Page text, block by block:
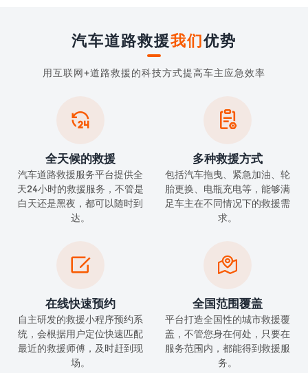
汽车道路救援我们优势
用互联网+道路救援的科技方式提高车主应急效率

全天候的救援
汽车道路救援服务平台提供全
天24小时的救援服务，不管是
白天还是黑夜，都可以随时到
达。

多种救援方式
包括汽车拖曳、紧急加油、轮
胎更换、电瓶充电等，能够满
足车主在不同情况下的救援需
求。

在线快速预约
自主研发的救援小程序预约系
统，会根据用户定位快速匹配
最近的救援师傅，及时赶到现
场。

全国范围覆盖
平台打造全国性的城市救援覆
盖，不管您身在何处，只要在
服务范围内，都能得到救援服
务。